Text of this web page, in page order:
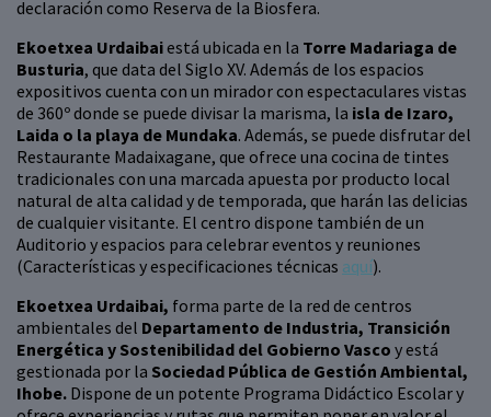
declaración como Reserva de la Biosfera.
Ekoetxea Urdaibaiestá ubicada en la Torre Madariaga de
Busturia, que data del Siglo XV. Además de los espacios
expositivos cuenta con un mirador con espectaculares vistas
de 360º donde se puede divisar la marisma, la isla de Izaro,
Laida o la playa de Mundaka. Además, se puede disfrutar del
Restaurante Madaixagane, que ofrece una cocina de tintes
tradicionales con una marcada apuesta por producto local
natural de alta calidad y de temporada, que harán las delicias
de cualquier visitante. El centro dispone también de un
Auditorio y espacios para celebrar eventos y reuniones
(Características y especificaciones técnicas aquí).
Ekoetxea Urdaibai, forma parte de la red de centros
ambientales del Departamento de Industria, Transición
Energética y Sostenibilidad del Gobierno Vasco y está
gestionada por la Sociedad Pública de Gestión Ambiental,
Ihobe. Dispone de un potente Programa Didáctico Escolar y